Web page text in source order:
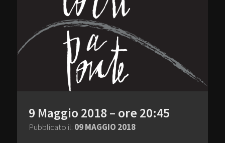
9 Maggio 2018 – ore 20:45
Pubblicato il: 09 MAGGIO 2018